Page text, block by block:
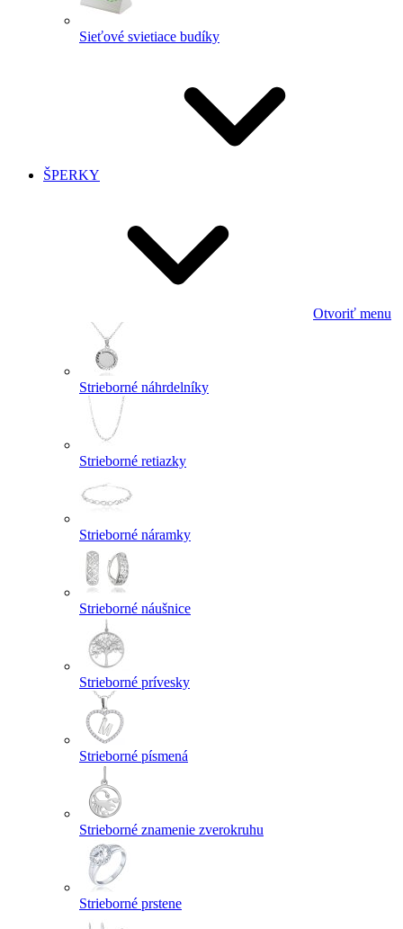
Sieťové svietiace budíky
ŠPERKY
Otvoriť menu
Strieborné náhrdelníky
Strieborné retiazky
Strieborné náramky
Strieborné náušnice
Strieborné prívesky
Strieborné písmená
Strieborné znamenie zverokruhu
Strieborné prstene